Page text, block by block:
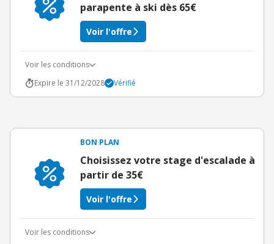
parapente à ski dès 65€
Voir l'offre
Voir les conditions
Expire le 31/12/2028
Vérifié
BON PLAN
Choisissez votre stage d'escalade à
partir de 35€
Voir l'offre
Voir les conditions